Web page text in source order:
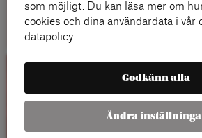
Läs mer
Kalender
som möjligt. Du kan läsa mer om
cookies och dina användardata i vår
datapolicy.
Godkänn alla
Ändra